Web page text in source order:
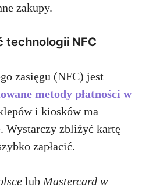
zakupy.
technologii NFC
zasięgu (NFC) jest
metody płatności w
i kiosków ma
Wystarczy zbliżyć kartę
zapłacić.
lub Mastercard w